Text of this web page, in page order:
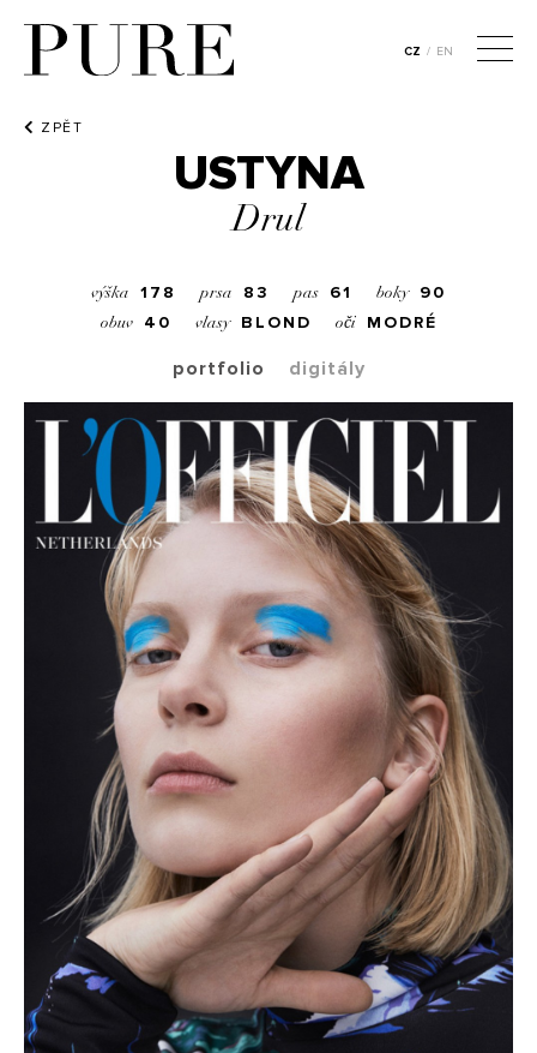
CZ / EN
ZPĚT
USTYNA
Drul
výška 178 prsa 83 pas 61 boky 90
obuv 40 vlasy BLOND oči MODRÉ
portfolio digitály